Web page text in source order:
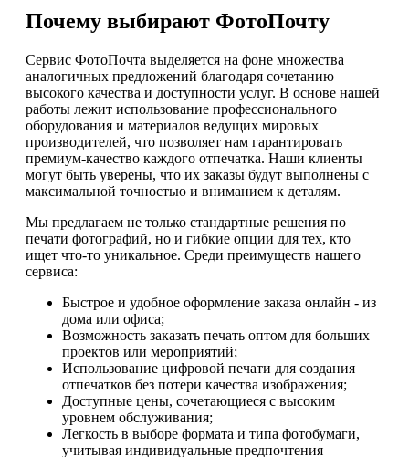
Почему выбирают ФотоПочту
Сервис ФотоПочта выделяется на фоне множества
аналогичных предложений благодаря сочетанию
высокого качества и доступности услуг. В основе нашей
работы лежит использование профессионального
оборудования и материалов ведущих мировых
производителей, что позволяет нам гарантировать
премиум-качество каждого отпечатка. Наши клиенты
могут быть уверены, что их заказы будут выполнены с
максимальной точностью и вниманием к деталям.
Мы предлагаем не только стандартные решения по
печати фотографий, но и гибкие опции для тех, кто
ищет что-то уникальное. Среди преимуществ нашего
сервиса:
Быстрое и удобное оформление заказа онлайн - из
дома или офиса;
Возможность заказать печать оптом для больших
проектов или мероприятий;
Использование цифровой печати для создания
отпечатков без потери качества изображения;
Доступные цены, сочетающиеся с высоким
уровнем обслуживания;
Легкость в выборе формата и типа фотобумаги,
учитывая индивидуальные предпочтения